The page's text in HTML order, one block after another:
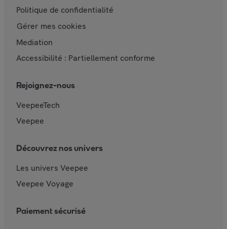
Politique de confidentialité
Gérer mes cookies
Mediation
Accessibilité : Partiellement conforme
Rejoignez-nous
VeepeeTech
Veepee
Découvrez nos univers
Les univers Veepee
Veepee Voyage
Paiement sécurisé